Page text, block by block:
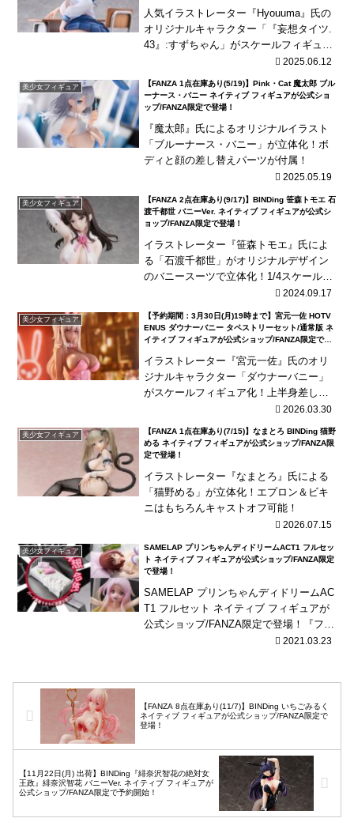
人気イラストレーター『Hyouuma』氏の
オリジナルキャラクター「『妄想タイツ.
43』:すずちゃん」がスケールフィギュア
化！差し替え顔パーツ２種、差し替えお
2025.06.12
美少女フィギュア
【FANZA 1点在庫あり(5/19)】Pink・Cat 魔太郎 ブル
ーナース・バニー ネイティブ フィギュアが公式ショ
ップ/FANZA限定で登場！
『魔太郎』氏によるオリジナルイラスト
「ブルーナース・バニー」が立体化！ボ
ディと顔の差し替えパーツが付属！
2025.05.19
美少女フィギュア
【FANZA 2点在庫あり(9/17)】BINDing 笹森トモエ 石
渡千都世 バニーVer. ネイティブ フィギュアが公式シ
ョップ/FANZA限定で登場！
イラストレーター『笹森トモエ』氏によ
る「石渡千都世」がオリジナルデザイン
のバニースーツで立体化！1/4スケールの
ビッグサイズに布製網タイツを使用！
2024.09.17
美少女フィギュア
【予約期間：3月30日(月)19時まで】宮元一佐 HOTV
ENUS ダウナーバニー タペストリーセット/通常版 ネ
イティブ フィギュアが公式ショップ/FANZA限定で予
イラストレーター『宮元一佐』氏のオリ
ジナルキャラクター「ダウナーバニー」
がスケールフィギュア化！上半身差し替
2026.03.30
美少女フィギュア
【FANZA 1点在庫あり(7/15)】なまとろ BINDing 猫野
める ネイティブ フィギュアが公式ショップ/FANZA限
定で登場！
イラストレーター『なまとろ』氏による
「猫野める」が立体化！エプロン＆ビキ
ニはもちろんキャストオフ可能！
2026.07.15
美少女フィギュア
SAMELAP プリンちゃんディドリームACT1 フルセッ
ト ネイティブ フィギュアが公式ショップ/FANZA限定
で登場！
SAMELAP プリンちゃんディドリームAC
T1 フルセット ネイティブ フィギュアが
公式ショップ/FANZA限定で登場！『フル
セット』には差し替えパーツの付属した
2021.03.23
【FANZA 8点在庫あり(11/7)】BINDing いちごみるく
ネイティブ フィギュアが公式ショップ/FANZA限定で
登場！
【11月22日(月) 出荷】BINDing『緋奈沢智花の絶対女
王政』緋奈沢智花 バニーVer. ネイティブ フィギュアが
公式ショップ/FANZA限定で予約開始！